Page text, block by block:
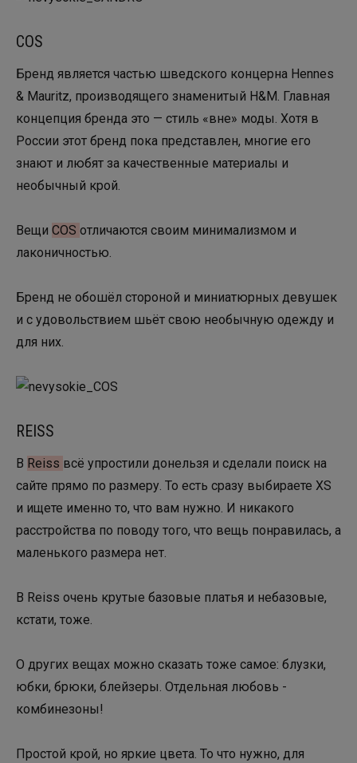
COS
Бренд является частью шведского концерна Hennes
& Mauritz, производящего знаменитый H&M. Главная
концепция бренда это — стиль «вне» моды. Хотя в
России этот бренд пока представлен, многие его
знают и любят за качественные материалы и
необычный крой.
Вещи COS отличаются своим минимализмом и
лаконичностью.
Бренд не обошёл стороной и миниатюрных девушек
и с удовольствием шьёт свою необычную одежду и
для них.
REISS
В Reiss всё упростили донельзя и сделали поиск на
сайте прямо по размеру. То есть сразу выбираете XS
и ищете именно то, что вам нужно. И никакого
расстройства по поводу того, что вещь понравилась, а
маленького размера нет.
В Reiss очень крутые базовые платья и небазовые,
кстати, тоже.
О других вещах можно сказать тоже самое: блузки,
юбки, брюки, блейзеры. Отдельная любовь -
комбинезоны!
Простой крой, но яркие цвета. То что нужно, для